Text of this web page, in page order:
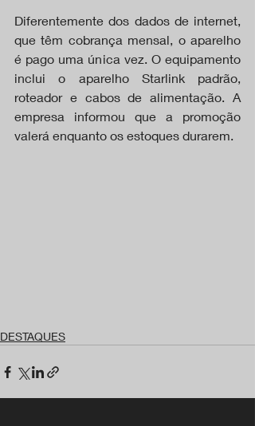
Diferentemente dos dados de internet,
que têm cobrança mensal, o aparelho
é pago uma única vez. O equipamento
inclui o aparelho Starlink padrão,
roteador e cabos de alimentação. A
empresa informou que a promoção
valerá enquanto os estoques durarem.
DESTAQUES